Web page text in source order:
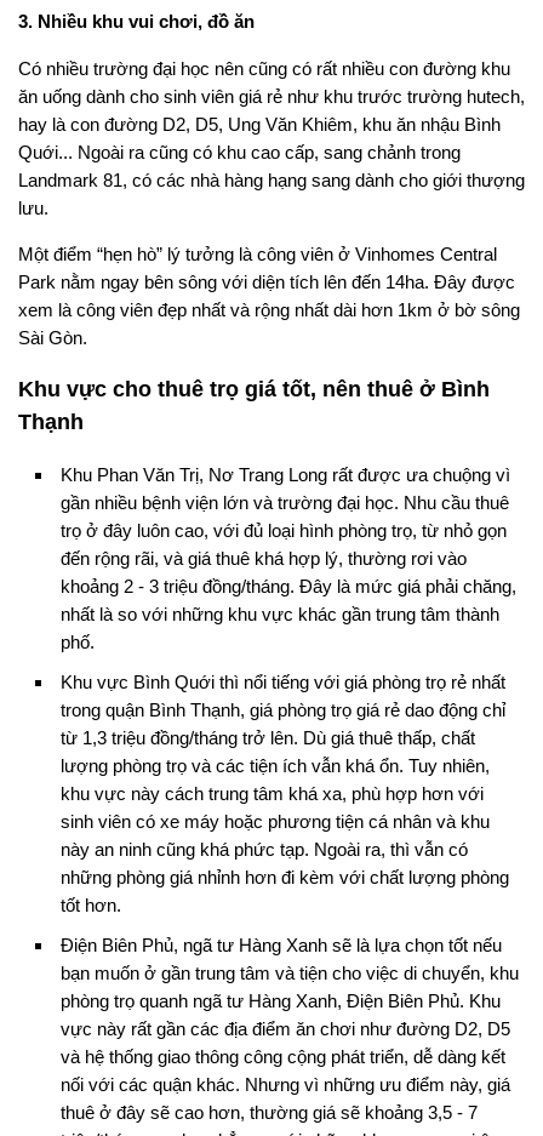
3. Nhiều khu vui chơi, đồ ăn
Có nhiều trường đại học nên cũng có rất nhiều con đường khu
ăn uống dành cho sinh viên giá rẻ như khu trước trường hutech,
hay là con đường D2, D5, Ung Văn Khiêm, khu ăn nhậu Bình
Quới... Ngoài ra cũng có khu cao cấp, sang chảnh trong
Landmark 81, có các nhà hàng hạng sang dành cho giới thượng
lưu.
Một điểm “hẹn hò” lý tưởng là công viên ở Vinhomes Central
Park nằm ngay bên sông với diện tích lên đến 14ha. Đây được
xem là công viên đẹp nhất và rộng nhất dài hơn 1km ở bờ sông
Sài Gòn.
Khu vực cho thuê trọ giá tốt, nên thuê ở Bình
Thạnh
Khu Phan Văn Trị, Nơ Trang Long rất được ưa chuộng vì
gần nhiều bệnh viện lớn và trường đại học. Nhu cầu thuê
trọ ở đây luôn cao, với đủ loại hình phòng trọ, từ nhỏ gọn
đến rộng rãi, và giá thuê khá hợp lý, thường rơi vào
khoảng 2 - 3 triệu đồng/tháng. Đây là mức giá phải chăng,
nhất là so với những khu vực khác gần trung tâm thành
phố.
Khu vực Bình Quới thì nổi tiếng với giá phòng trọ rẻ nhất
trong quận Bình Thạnh, giá phòng trọ giá rẻ dao động chỉ
từ 1,3 triệu đồng/tháng trở lên. Dù giá thuê thấp, chất
lượng phòng trọ và các tiện ích vẫn khá ổn. Tuy nhiên,
khu vực này cách trung tâm khá xa, phù hợp hơn với
sinh viên có xe máy hoặc phương tiện cá nhân và khu
này an ninh cũng khá phức tạp. Ngoài ra, thì vẫn có
những phòng giá nhỉnh hơn đi kèm với chất lượng phòng
tốt hơn.
Điện Biên Phủ, ngã tư Hàng Xanh sẽ là lựa chọn tốt nếu
bạn muốn ở gần trung tâm và tiện cho việc di chuyển, khu
phòng trọ quanh ngã tư Hàng Xanh, Điện Biên Phủ. Khu
vực này rất gần các địa điểm ăn chơi như đường D2, D5
và hệ thống giao thông công cộng phát triển, dễ dàng kết
nối với các quận khác. Nhưng vì những ưu điểm này, giá
thuê ở đây sẽ cao hơn, thường giá sẽ khoảng 3,5 - 7